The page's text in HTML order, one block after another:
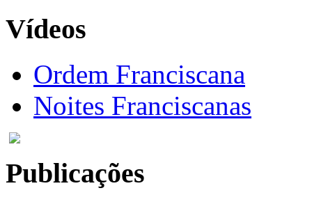
Vídeos
Ordem Franciscana
Noites Franciscanas
Publicações